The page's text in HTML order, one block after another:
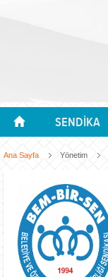
SENDİKA
Ana Sayfa Yönetim